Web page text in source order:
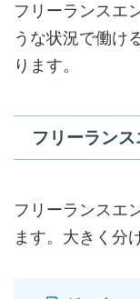
フリーランスエ
うな状況で働け
ります。
フリーラン
フリーランスエ
ます。大きく分